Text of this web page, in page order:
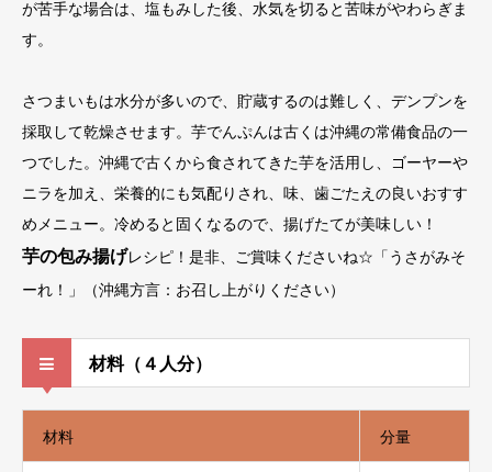
が苦手な場合は、塩もみした後、水気を切ると苦味がやわらぎま
す。
さつまいもは水分が多いので、貯蔵するのは難しく、デンプンを
採取して乾燥させます。芋でんぷんは古くは沖縄の常備食品の一
つでした。沖縄で古くから食されてきた芋を活用し、ゴーヤーや
ニラを加え、栄養的にも気配りされ、味、歯ごたえの良いおすす
めメニュー。冷めると固くなるので、揚げたてが美味しい！
芋の包み揚げレシピ！是非、ご賞味くださいね☆「うさがみそ
ーれ！」（沖縄方言：お召し上がりください）
材料（４人分）
材料 分量